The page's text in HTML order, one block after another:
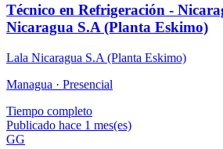
Técnico en Refrigeración -
Nicaragua S.A (Planta Eskimo)
Lala Nicaragua S.A (Planta Eskimo)
Managua · Presencial
Tiempo completo
Publicado hace 1 mes(es)
GG